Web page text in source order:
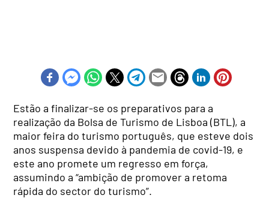
Estão a finalizar-se os preparativos para a
realização da Bolsa de Turismo de Lisboa (BTL), a
maior feira do turismo português, que esteve dois
anos suspensa devido à pandemia de covid-19, e
este ano promete um regresso em força,
assumindo a “ambição de promover a retoma
rápida do sector do turismo”.